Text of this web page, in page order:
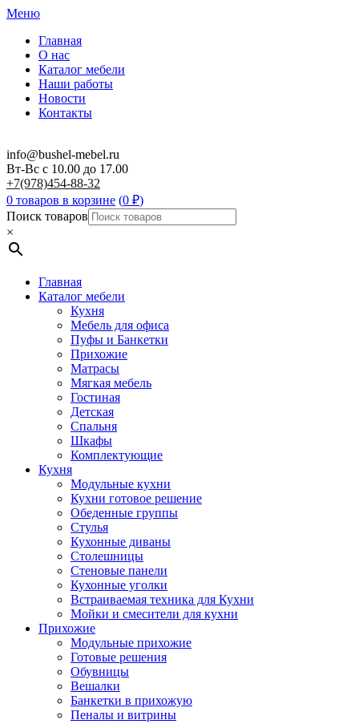
Меню
Главная
О нас
Каталог мебели
Наши работы
Новости
Контакты
info@bushel-mebel.ru
Вт-Вс c 10.00 до 17.00
+7(978)454-88-32
0 товаров в корзине (0 ₽)
Поиск товаров
×
Главная
Каталог мебели
Кухня
Мебель для офиса
Пуфы и Банкетки
Прихожие
Матрасы
Мягкая мебель
Гостиная
Детская
Спальня
Шкафы
Комплектующие
Кухня
Модульные кухни
Кухни готовое решение
Обеденные группы
Стулья
Кухонные диваны
Столешницы
Стеновые панели
Кухонные уголки
Встраиваемая техника для Кухни
Мойки и смесители для кухни
Прихожие
Модульные прихожие
Готовые решения
Обувницы
Вешалки
Банкетки в прихожую
Пеналы и витрины